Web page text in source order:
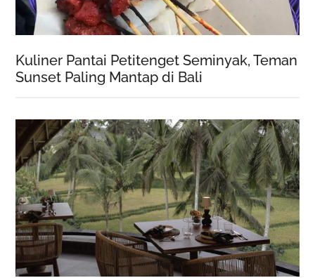
Kuliner Pantai Petitenget Seminyak, Teman
Sunset Paling Mantap di Bali